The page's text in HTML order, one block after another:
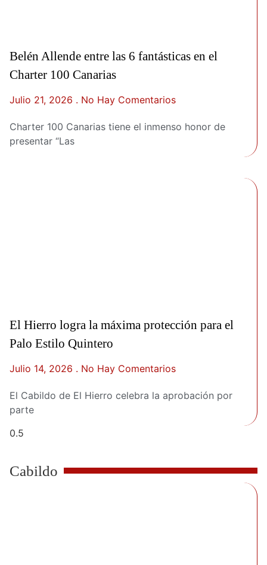
Belén Allende entre las 6 fantásticas en el
Charter 100 Canarias
Julio 21, 2026 No Hay Comentarios
Charter 100 Canarias tiene el inmenso honor de
presentar “Las
El Hierro logra la máxima protección para el
Palo Estilo Quintero
Julio 14, 2026 No Hay Comentarios
El Cabildo de El Hierro celebra la aprobación por
parte
Cabildo